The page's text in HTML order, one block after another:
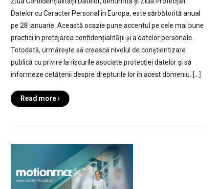
Datelor cu Caracter Personal în Europa, este sărbătorită anual
pe 28 ianuarie. Această ocazie pune accentul pe cele mai bune
practici în protejarea confidențialității și a datelor personale.
Totodată, urmărește să crească nivelul de conștientizare
publică cu privire la riscurile asociate protecției datelor și să
informeze cetățenii despre drepturile lor în acest domeniu. […]
Read more ›